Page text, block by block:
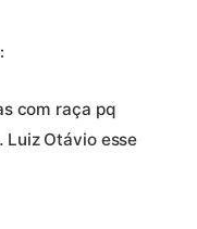
com raça pq
Otávio esse